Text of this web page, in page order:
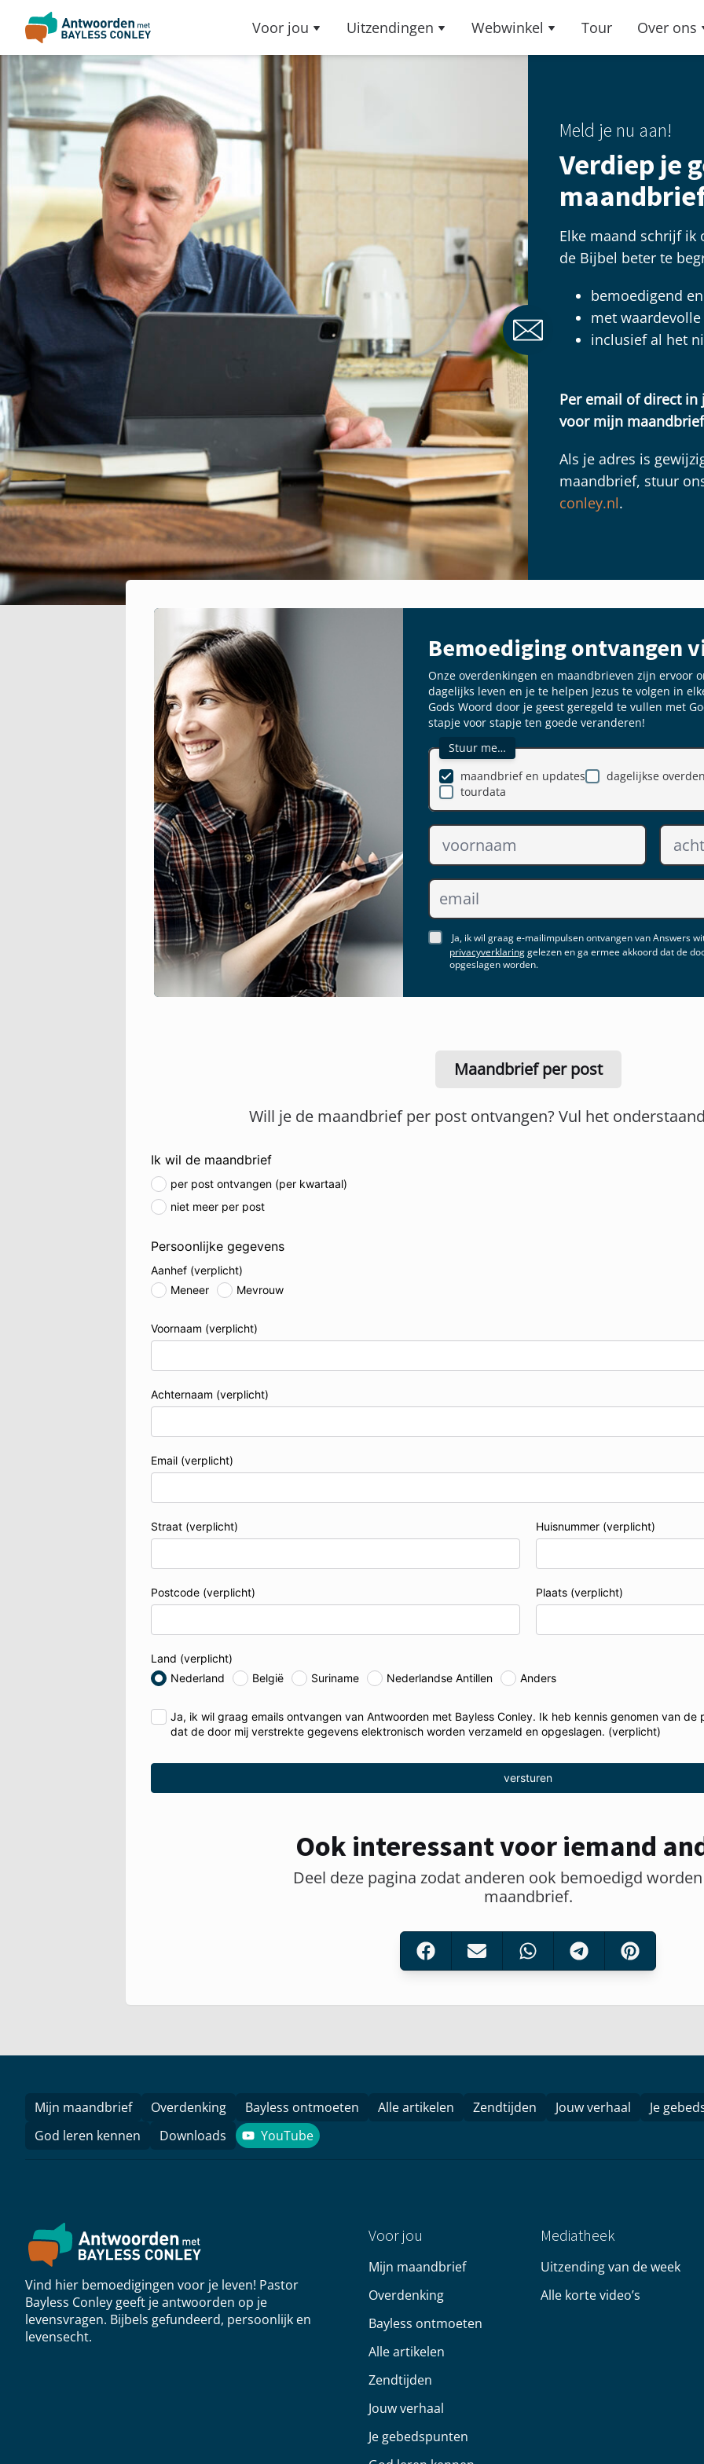
Voor jou Uitzendingen Webwinkel Tour Over ons
Meld je nu aan!
Verdiep je
Elke maand schrijf ik
de Bijbel beter te
bemoedigend
met
inclusief al het
Per email of direct
voor mijn
Als je adres is
maandbrief, stuur
conley.nl.
Bemoediging ontvangen
Onze overdenkingen en maandbrieven zijn ervoor
dagelijks leven en je te helpen Jezus te volgen in
Gods Woord door je geest geregeld te vullen met
stapje voor stapje ten goede veranderen!
Stuur me…
maandbrief en updates
dagelijkse
tourdata
Ja, ik wil graag e-mailimpulsen ontvangen van Answers
privacyverklaringgelezen en ga ermee akkoord dat de
opgeslagen worden.
Maandbrief per post
Will je de maandbrief per post ontvangen? Vul het
Ik wil de maandbrief
per post ontvangen (per kwartaal)
niet meer per post
Persoonlijke gegevens
Aanhef (verplicht)
Meneer
Mevrouw
Voornaam (verplicht)
Achternaam (verplicht)
Email (verplicht)
Straat (verplicht) Huisnummer (verplicht)
Postcode (verplicht) Plaats (verplicht)
Land (verplicht)
Nederland
België Suriname Nederlandse Antillen Anders
Ja, ik wil graag emails ontvangen van Antwoorden met Bayless Conley. Ik heb kennis genomen van de
dat de door mij verstrekte gegevens elektronisch worden verzameld en opgeslagen. (verplicht)
versturen
Ook interessant voor iemand
Deel deze pagina zodat anderen ook bemoedigd
maandbrief.
Mijn maandbrief Overdenking Bayless ontmoeten Alle artikelen Zendtijden Jouw verhaal
Je
God leren kennen
Downloads YouTube
YouTube
Vind hier bemoedigingen voor je leven! Pastor
Bayless Conley geeft je antwoorden op je
levensvragen. Bijbels gefundeerd, persoonlijk en
levensecht.
Voor jou
Mijn maandbrief
Overdenking
Bayless ontmoeten
Alle artikelen
Zendtijden
Jouw verhaal
Je gebedspunten
Mediatheek
Uitzending van de week
Alle korte video’s